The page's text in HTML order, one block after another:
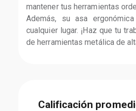
mantener tus herramientas
Además, su asa
cualquier lugar. ¡Haz que tu
de herramientas metálica de
Calificación